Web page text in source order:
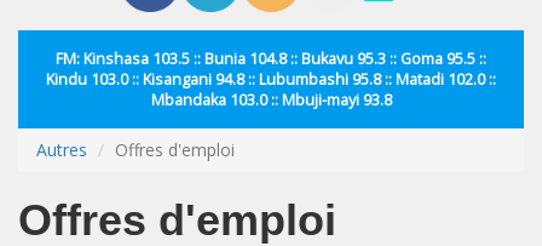
FM: Kinshasa 103.5 :: Bunia 104.8 :: Bukavu 95.3 :: Goma 95.5 ::
Kindu 103.0 :: Kisangani 94.8 :: Lubumbashi 95.8 :: Matadi 102.0 ::
Mbandaka 103.0 :: Mbuji-mayi 93.8
Autres Offres d'emploi
Offres d'emploi